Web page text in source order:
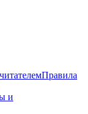
Правила
и